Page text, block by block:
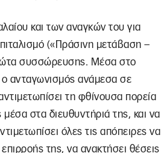
και των αναγκών του για
(«Πράσινη μετάβαση –
συσσώρευσης. Μέσα στο
ο ανταγωνισμός ανάμεσα σε
τη φθίνουσα πορεία
στα διευθυντήριά της, και να
όλες τις απόπειρες να
της, να ανακτήσει θέσεις